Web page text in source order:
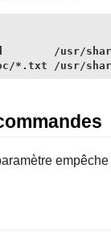
/usr/
*.txt /usr/